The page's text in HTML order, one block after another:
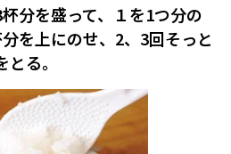
分を盛って、１を1つ分の
を上にのせ、2、3回そっと
る。